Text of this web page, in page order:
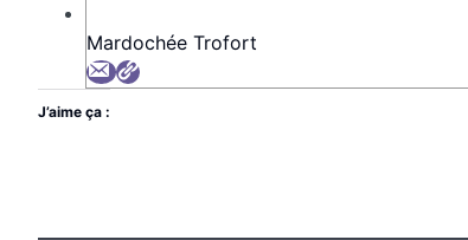
Mardochée Trofort
J’aime ça :